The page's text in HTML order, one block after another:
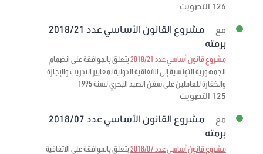
126 التصويت
مع
مشروع القانون الأساسي عدد 2018/21
برمته
مشروع قانون أساسي عدد 2018/21
يتعلق بالموافقة على انضمام
الجمهورية التونسية إلى الاتفاقية الدولية لمعايير التدريب والإجازة
والخفارة للعاملين على سفن الصيد البحري لسنة 1995
125 التصويت
مع
مشروع القانون الأساسي عدد 2018/07
برمته
مشروع قانون أساسي عدد 2018/07 يتعلق بالموافقة على الاتفاقية